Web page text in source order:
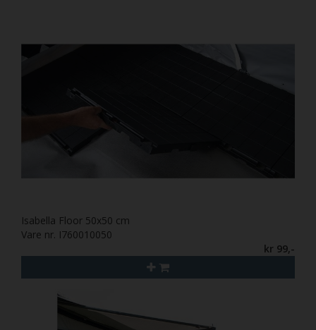
Isabella Floor 50x50 cm
Vare nr. I760010050
kr 99,-